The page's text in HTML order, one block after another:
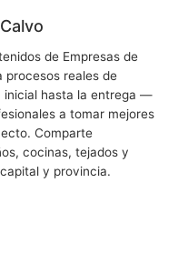
de Empresas de
procesos reales de
hasta la entrega —
a tomar mejores
Comparte
cocinas, tejados y
y provincia.